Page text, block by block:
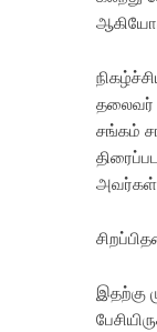
தலைவர்
சங்கம்
அவர்கள்
இதற்கு